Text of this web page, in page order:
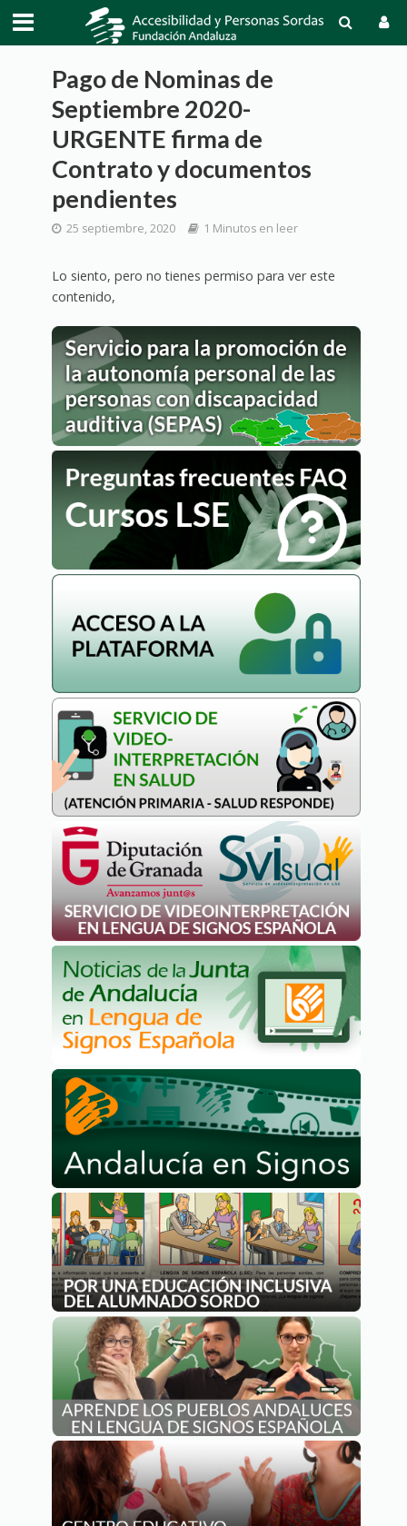
Pago de Nominas de
Septiembre 2020-
URGENTE firma de
Contrato y documentos
pendientes
25 septiembre, 2020 1 Minutos en leer
Lo siento, pero no tienes permiso para ver este
contenido,